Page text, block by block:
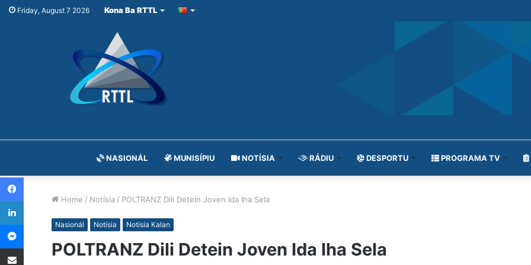
Friday, August 7 2026 Kona Ba RTTL
NASIONÁL MUNISÍPIU NOTÍSIA RÁDIU DESPORTU PROGRAMA TV
Home / Notísia / POLTRANZ Dili Detein Joven Ida Iha Sela
Nasionál Notísia Notísia Kalan
POLTRANZ Dili Detein Joven Ida Iha Sela
Facebook
LinkedIn
Messenger